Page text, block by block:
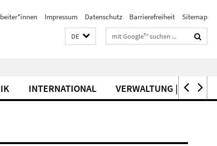
Impressum Datenschutz Barrierefreiheit Sitemap
DE Suchbegriffe
INTERNATIONAL VERWALTUNG | SERVICE